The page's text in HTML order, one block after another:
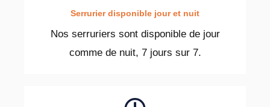
Serrurier disponible jour et nuit
Nos serruriers sont disponible de jour
comme de nuit, 7 jours sur 7.